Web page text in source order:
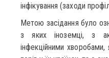
інфікування (заходи
Метою засідання було
з яких іноземці, з
інфекційними